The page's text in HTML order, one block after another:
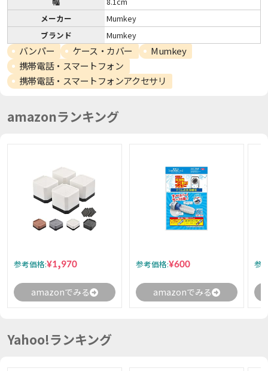
メーカー
Mumkey
ブランド
Mumkey
バンパー ケース・カバー
Mumkey
携帯電話・スマートフォン
携帯電話・スマートフォンアクセサリ
amazonランキング
参考価格:¥1,970
amazonでみる
参考価格:¥600
amazonでみる
参
Yahoo!ランキング